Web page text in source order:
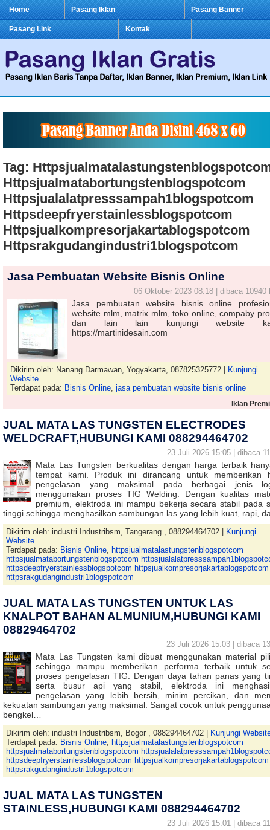
Home Pasang Iklan Pasang Banner
Pasang Link Kontak
Tag:
Httpsjualmatabortungstenblogspotcom
Httpsjualalatpresssampah1blogspotcom
Httpsdeepfryerstainlessblogspotcom
Httpsjualkompresorjakartablogspotcom
Httpsrakgudangindustri1blogspotcom
Jasa Pembuatan Website Bisnis Online
06 Oktober 2023 08:18 | dibaca 10940
Jasa pembuatan website bisnis online
website mlm, matrix mlm, toko online, compaby
dan lain lain kunjungi website
https://martinidesain.com
Dikirim oleh: Nanang Darmawan, Yogyakarta, 087825325772 |
Kunjungi
Website
Terdapat pada: Bisnis Online, jasa pembuatan website bisnis online
Iklan
JUAL MATA LAS TUNGSTEN ELECTRODES
WELDCRAFT,HUBUNGI KAMI 088294464702
23 Juli 2026 15:05 | dibaca
Mata Las Tungsten berkualitas dengan harga terbaik
tempat kami. Produk ini dirancang untuk memberikan
pengelasan yang maksimal pada berbagai jenis
menggunakan proses TIG Welding. Dengan kualitas
premium, elektroda ini mampu bekerja secara stabil pada
tinggi sehingga menghasilkan sambungan las yang lebih kuat, rapi,
Dikirim oleh: industri Industribsm, Tangerang , 088294464702 |
Kunjungi
Website
Terdapat pada: Bisnis Online, httpsjualmatalastungstenblogspotcom
httpsjualmatabortungstenblogspotcom
httpsdeepfryerstainlessblogspotcom httpsjualkompresorjakartablogspotcom
httpsrakgudangindustri1blogspotcom
JUAL MATA LAS TUNGSTEN UNTUK LAS
KNALPOT BAHAN ALMUNIUM,HUBUNGI KAMI
08829464702
23 Juli 2026 15:03 | dibaca
Mata Las Tungsten kami dibuat menggunakan material
sehingga mampu memberikan performa terbaik untuk
proses pengelasan TIG. Dengan daya tahan panas yang
serta busur api yang stabil, elektroda ini
pengelasan yang lebih bersih, minim percikan, dan
kekuatan sambungan yang maksimal. Sangat cocok untuk
bengkel…
Dikirim oleh: industri Industribsm, Bogor , 088294464702 |
Kunjungi
Terdapat pada: Bisnis Online, httpsjualmatalastungstenblogspotcom
httpsjualmatabortungstenblogspotcom
httpsdeepfryerstainlessblogspotcom httpsjualkompresorjakartablogspotcom
httpsrakgudangindustri1blogspotcom
JUAL MATA LAS TUNGSTEN
STAINLESS,HUBUNGI KAMI 088294464702
23 Juli 2026 15:01 | dibaca